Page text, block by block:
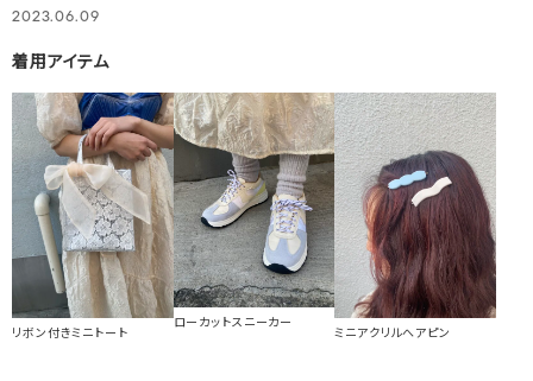
2023.06.09
着用アイテム
リボン付きミニトート
ローカットスニーカー
ミニアクリルへアピン